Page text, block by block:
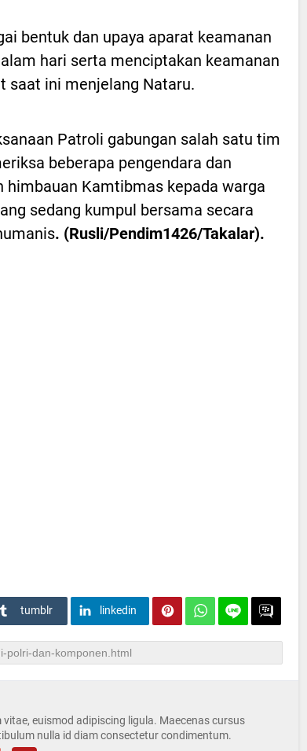
bentuk dan upaya aparat keamanan
hari serta menciptakan keamanan
saat ini menjelang Nataru.
Patroli gabungan salah satu tim
beberapa pengendara dan
himbauan Kamtibmas kepada warga
sedang kumpul bersama secara
. (Rusli/Pendim1426/Takalar).
tumblr linkedin
euismod adipiscing ligula. Maecenas cursus
nulla id diam consectetur condimentum.